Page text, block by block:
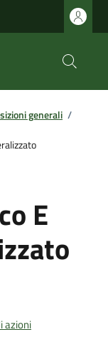
generali /
E
azioni